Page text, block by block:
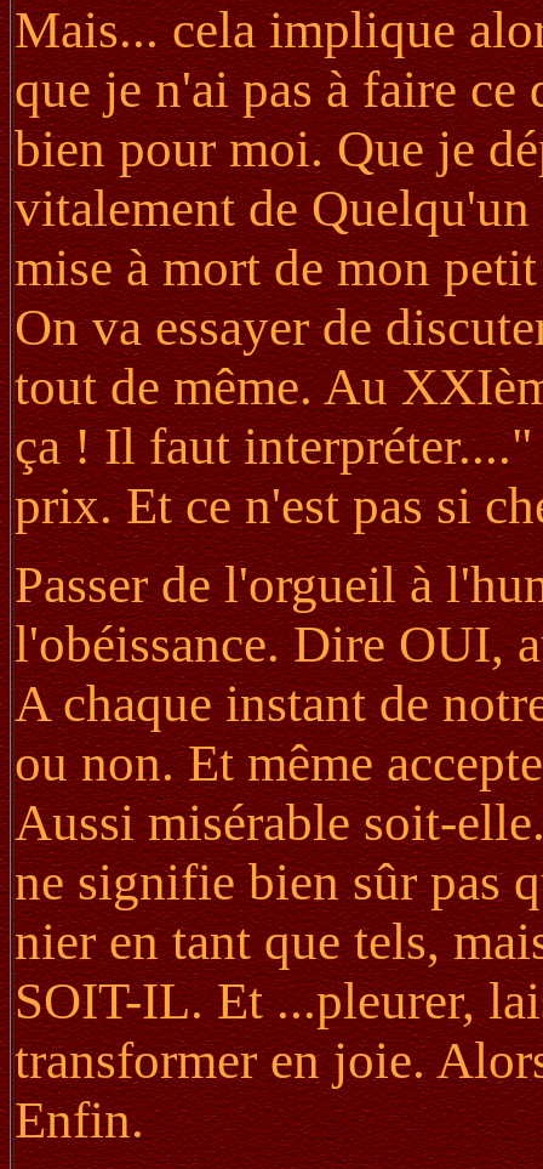
Mais... cela implique
que je n'ai pas à faire ce
bien pour moi. Que je
vitalement de Quelqu'un
mise à mort de mon
On va essayer de
tout de même. Au
ça ! Il faut
prix. Et ce n'est pas si
Passer de l'orgueil à
l'obéissance. Dire OUI,
A chaque instant de
ou non. Et même
Aussi misérable soit-
ne signifie bien sûr pas
nier en tant que tels,
SOIT-IL. Et ...pleurer,
transformer en joie.
Enfin.